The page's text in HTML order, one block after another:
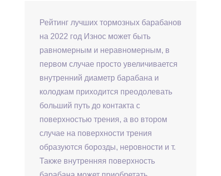
Рейтинг лучших тормозных барабанов
на 2022 год Износ может быть
равномерным и неравномерным, в
первом случае просто увеличивается
внутренний диаметр барабана и
колодкам приходится преодолевать
больший путь до контакта с
поверхностью трения, а во втором
случае на поверхности трения
образуются борозды, неровности и т.
Также внутренняя поверхность